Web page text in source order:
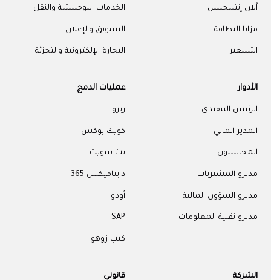
آلان إنتليجنس
مزايا البطاقة
التسعير
الخدمات اللوجستية والنقل
التسويق والإعلان
التجارة الإلكترونية والتجزئة
الأدوار
الرئيس التنفيذي
المدير المالي
المحاسبون
مديرو المشتريات
مديرو الشؤون المالية
مديرو تقنية المعلومات
عمليات الدمج
زيرو
كويك بوكس
نت سويت
دايناميكس 365
أودو
SAP
كتب زوهو
الشركة قانوني